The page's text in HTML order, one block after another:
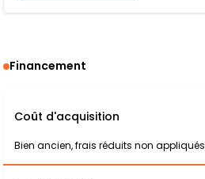
Financement
Coût d'acquisition
Bien ancien, frais réduits non appliqués